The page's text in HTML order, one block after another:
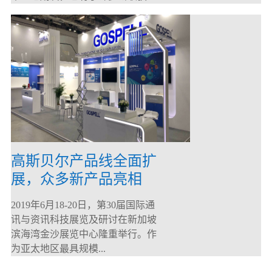
高斯贝尔产品线全面扩
展，众多新产品亮相
CommunicAsia 2019
2019年6月18-20日，第30届国际通
讯与资讯科技展览及研讨在新加坡
滨海湾金沙展览中心隆重举行。作
为亚太地区最具规模...